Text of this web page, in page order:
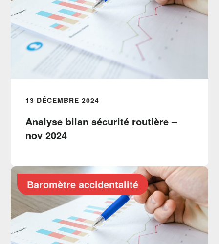
13 DÉCEMBRE 2024
Analyse bilan sécurité routière –
nov 2024
Baromètre accidentalité